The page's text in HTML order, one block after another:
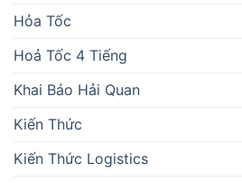
Hỏa Tốc
Hoả Tốc 4 Tiếng
Khai Báo Hải Quan
Kiến Thức
Kiến Thức Logistics